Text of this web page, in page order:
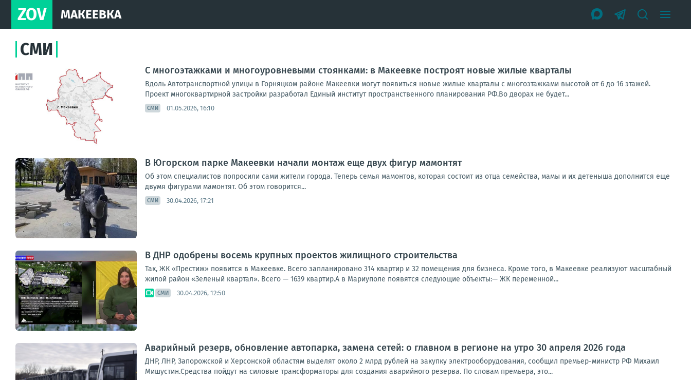
ZOV МАКЕЕВКА
СМИ
С многоэтажками и многоуровневыми стоянками: в Макеевке построят новые жилые кварталы
Вдоль Автотранспортной улицы в Горняцком районе Макеевки могут появиться новые жилые кварталы с многоэтажками высотой от 6 до 16 этажей.
Проект многоквартирной застройки разработал Единый институт пространственного планирования РФ.Во дворах не будет...
СМИ 01.05.2026, 16:10
В Югорском парке Макеевки начали монтаж еще двух фигур мамонтят
Об этом специалистов попросили сами жители города. Теперь семья мамонтов, которая состоит из отца семейства, мамы и их детеныша дополнится еще
двумя фигурами мамонтят. Об этом говорится...
СМИ 30.04.2026, 17:21
В ДНР одобрены восемь крупных проектов жилищного строительства
Так, ЖК «Престиж» появится в Макеевке. Всего запланировано 314 квартир и 32 помещения для бизнеса. Кроме того, в Макеевке реализуют масштабный
жилой район «Зеленый квартал». Всего — 1639 квартир.А в Мариуполе появятся следующие объекты:— ЖК переменной...
СМИ 30.04.2026, 12:50
Аварийный резерв, обновление автопарка, замена сетей: о главном в регионе на утро 30 апреля 2026 года
ДНР, ЛНР, Запорожской и Херсонской областям выделят около 2 млрд рублей на закупку электрооборудования, сообщил премьер-министр РФ Михаил
Мишустин.Средства пойдут на силовые трансформаторы для создания аварийного резерва. По словам премьера, это...